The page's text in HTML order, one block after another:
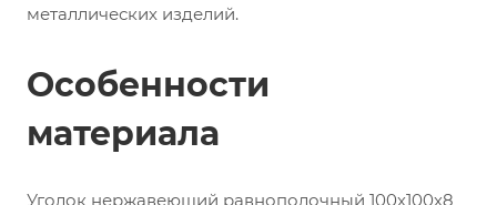
металлических изделий.
Особенности
материала
Уголок нержавеющий равнополочный 100х100х8